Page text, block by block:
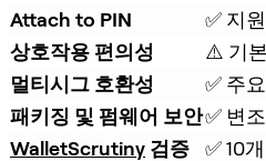
Attach to PIN
✅ 지원
상호작용 편의성
⚠️ 기
멀티시그 호환성
✅ 주
패키징 및 펌웨어 보안✅ 변
WalletScrutiny 검증
✅ 10